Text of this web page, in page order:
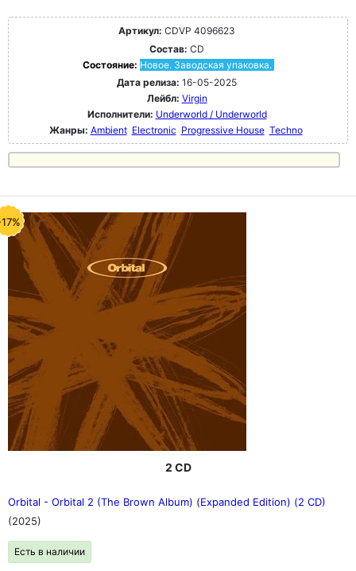
Артикул: CDVP 4096623
Состав: CD
Состояние: Новое. Заводская упаковка.
Дата релиза: 16-05-2025
Лейбл: Virgin
Исполнители: Underworld / Underworld
Жанры: Ambient Electronic Progressive House Techno
2 CD
Orbital - Orbital 2 (The Brown Album) (Expanded Edition) (2 CD)
(2025)
Есть в наличии